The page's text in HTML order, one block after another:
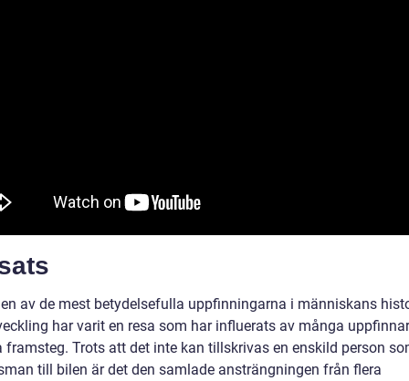
av de mest betydelsefulla uppfinningarna i människans
har varit en resa som har influerats av många
framsteg. Trots att det inte kan tillskrivas en enskild person
till bilen är det den samlade ansträngningen från flera